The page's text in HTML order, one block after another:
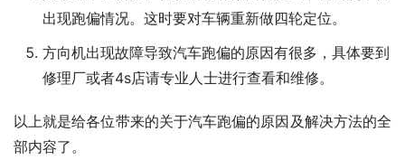
出现跑偏情况。这时要对车辆重新做四轮定位。
方向机出现故障导致汽车跑偏的原因有很多，具体要到
修理厂或者4s店请专业人士进行查看和维修。
以上就是给各位带来的关于汽车跑偏的原因及解决方法的全
部内容了。